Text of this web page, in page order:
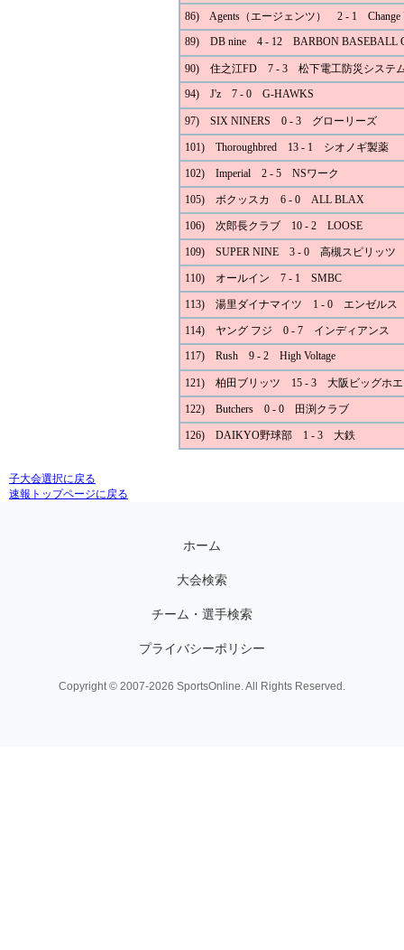
86) Agents（エージェンツ） 2 - 1 Change
89) DB nine 4 - 12 BARBON BASEBALL
90) 住之江FD 7 - 3 松下電工防災システ
94) J'z 7 - 0 G-HAWKS
97) SIX NINERS 0 - 3 グローリーズ
101) Thoroughbred 13 - 1 シオノギ製薬
102) Imperial 2 - 5 NSワーク
105) ボクッスカ 6 - 0 ALL BLAX
106) 次郎長クラブ 10 - 2 LOOSE
109) SUPER NINE 3 - 0 高槻スピリッツ
110) オールイン 7 - 1 SMBC
113) 湯里ダイナマイツ 1 - 0 エンゼルス
114) ヤング フジ 0 - 7 インディアンス
117) Rush 9 - 2 High Voltage
121) 柏田ブリッツ 15 - 3 大阪ビッグホエ
122) Butchers 0 - 0 田渕クラブ
126) DAIKYO野球部 1 - 3 大鉄
子大会選択に戻る
速報トップページに戻る
ホーム
大会検索
チーム・選手検索
プライバシーポリシー
Copyright © 2007-2026 SportsOnline. All Rights Reserved.